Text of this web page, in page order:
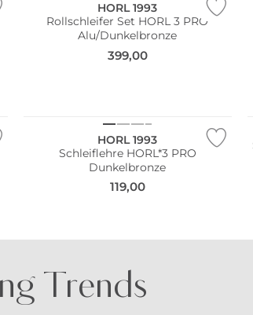
HORL 1993
Rollschleifer Set HORL 3 PRO
Alu/Dunkelbronze
399,00
HORL 1993
Schleiflehre HORL*3 PRO
Dunkelbronze
119,00
Trends